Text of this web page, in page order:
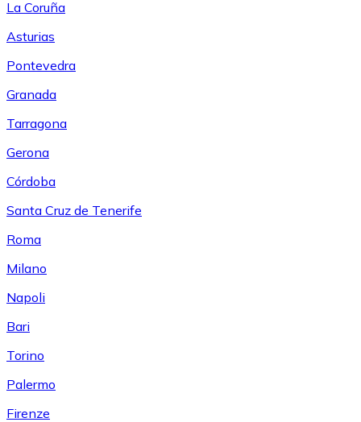
La Coruña
Asturias
Pontevedra
Granada
Tarragona
Gerona
Córdoba
Santa Cruz de Tenerife
Roma
Milano
Napoli
Bari
Torino
Palermo
Firenze